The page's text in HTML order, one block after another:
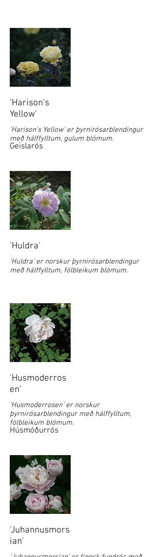
'Harison's
Yellow'
Geislarós
'Harison's Yellow' er þyrnirósarblendingur
með hálffylltum, gulum blómum.
'Huldra'
'Huldra' er norskur þyrnirósarblendingur
með hálffylltum, fölbleikum blómum.
'Husmoderros
en'
Húsmóðurrós
'Husmoderrosen' er norskur
þyrnirósarblendingur með hálffylltum,
fölbleikum blómum.
'Juhannusmors
ian'